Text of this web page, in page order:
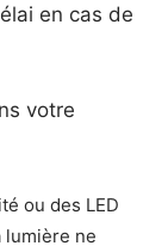
en cas de
votre
ou des LED
lumière ne